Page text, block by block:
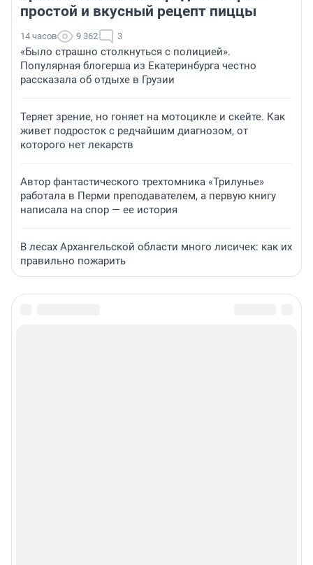
простой и вкусный рецепт пиццы
14 часов 9 362 3
«Было страшно столкнуться с полицией».
Популярная блогерша из Екатеринбурга честно
рассказала об отдыхе в Грузии
Теряет зрение, но гоняет на мотоцикле и скейте. Как
живет подросток с редчайшим диагнозом, от
которого нет лекарств
Автор фантастического трехтомника «Трилунье»
работала в Перми преподавателем, а первую книгу
написала на спор — ее история
В лесах Архангельской области много лисичек: как их
правильно пожарить